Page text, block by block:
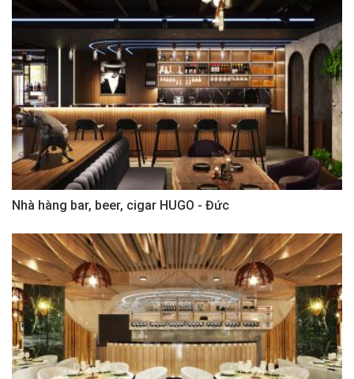
Nhà hàng bar, beer, cigar HUGO - Đức